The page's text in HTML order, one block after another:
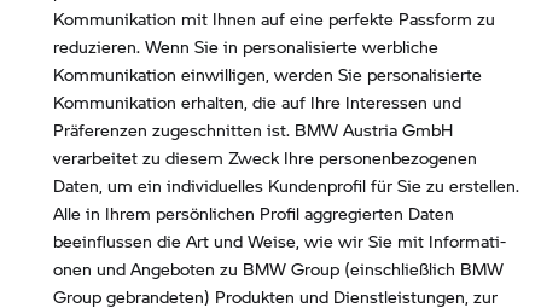
Kommunikation mit Ihnen auf eine perfekte Passform zu
reduzieren. Wenn Sie in personalisierte werbliche
Kommunikation einwilligen, werden Sie personalisierte
Kommunikation erhalten, die auf Ihre Interessen und
Präferenzen zugeschnitten ist. BMW Austria GmbH
verarbeitet zu diesem Zweck Ihre personenbezogenen
Daten, um ein individuelles Kundenprofil für Sie zu erstellen.
Alle in Ihrem persönlichen Profil aggregierten Daten
beeinflussen die Art und Weise, wie wir Sie mit Informati-
onen und Angeboten zu BMW Group (einschließlich BMW
Group gebrandeten) Produkten und Dienstleistungen, zur